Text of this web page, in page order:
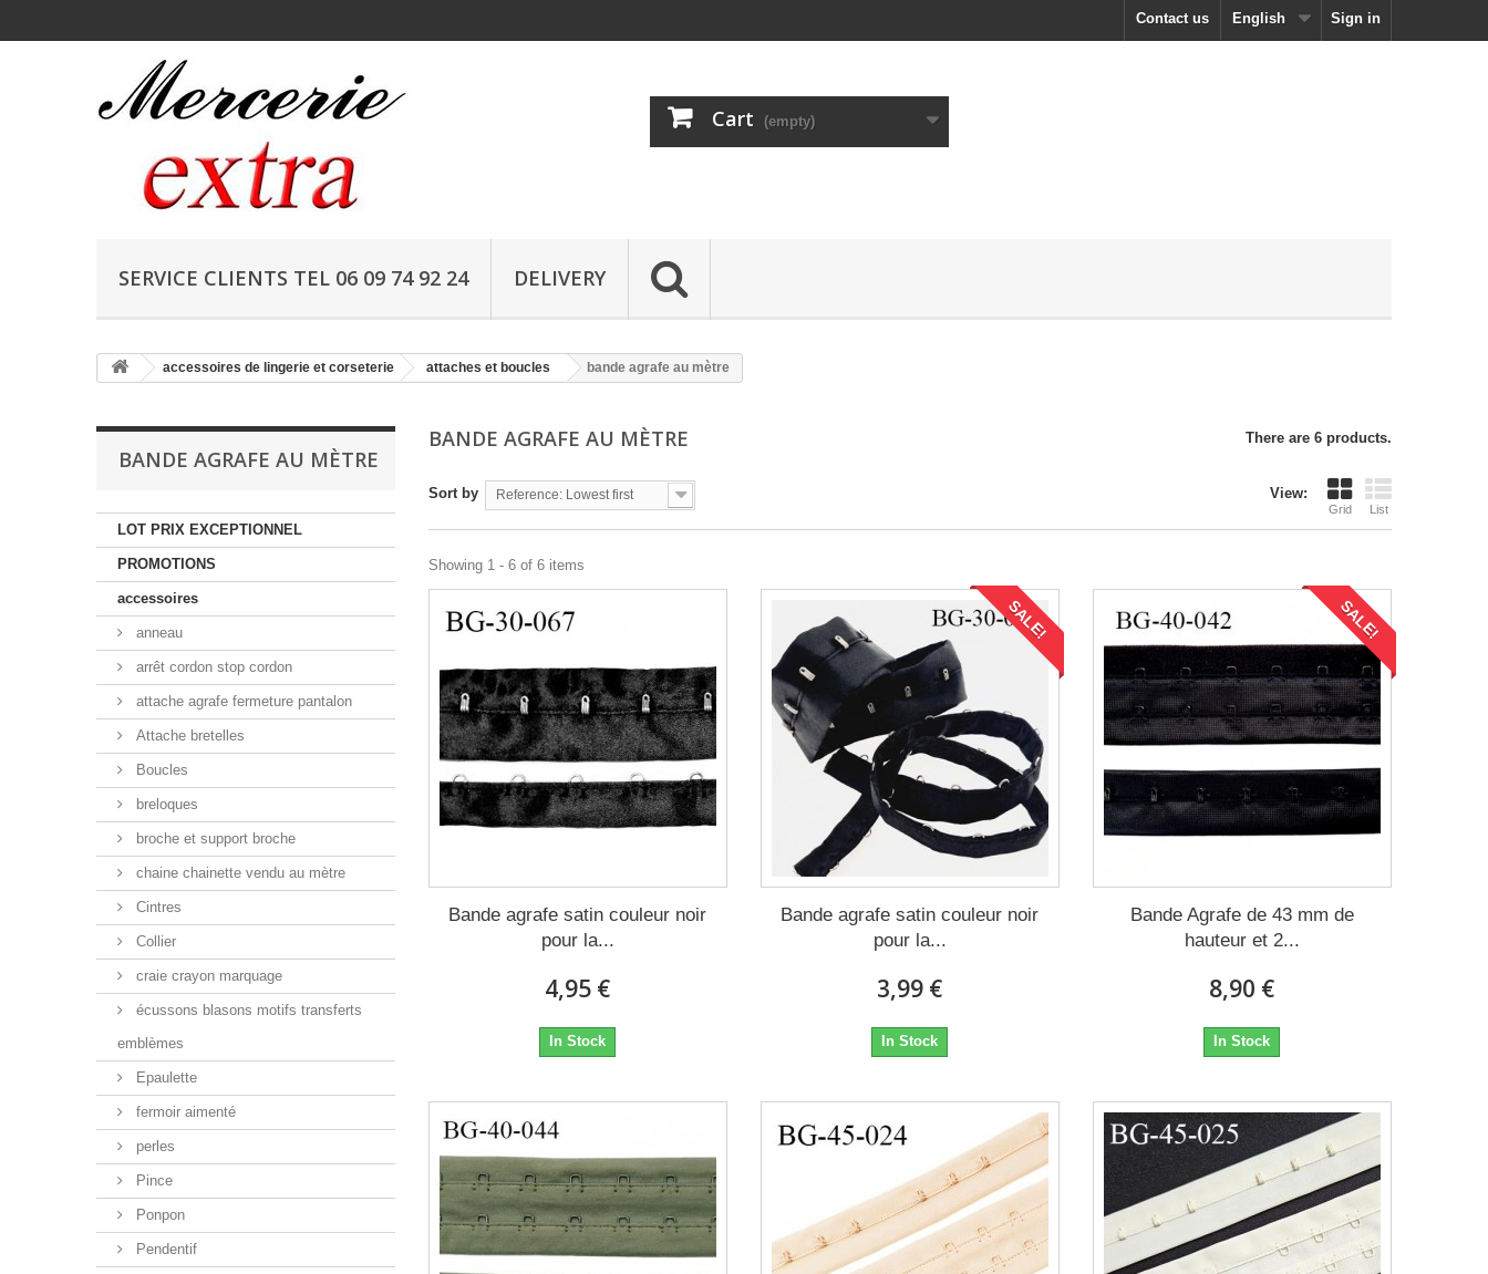
Sign in
English
Contact us
Cart (empty)
SERVICE CLIENTS TEL 06 09 74 92 24 DELIVERY
accessoires de lingerie et corseterie attaches et boucles bande agrafe au mètre
BANDE AGRAFE AU MÈTRE
LOT PRIX EXCEPTIONNEL
PROMOTIONS
accessoires
anneau
arrêt cordon stop cordon
attache agrafe fermeture pantalon
Attache bretelles
Boucles
breloques
broche et support broche
chaine chainette vendu au mètre
Cintres
Collier
craie crayon marquage
écussons blasons motifs transferts
emblèmes
Epaulette
fermoir aimenté
perles
Pince
Ponpon
Pendentif
BANDE AGRAFE AU MÈTRE There are 6 products.
View:
Grid List
Sort by Reference: Lowest first
Showing 1 - 6 of 6 items
Bande agrafe satin couleur noir
pour la...
4,95 €
In Stock
SALE!
Bande agrafe satin couleur noir
pour la...
3,99 €
In Stock
SALE!
Bande Agrafe de 43 mm de
hauteur et 2...
8,90 €
In Stock